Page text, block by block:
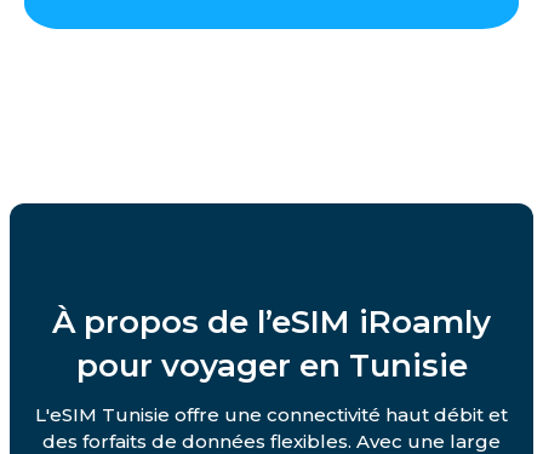
À propos de l’eSIM iRoamly
pour voyager en Tunisie
L'eSIM Tunisie offre une connectivité haut débit et
des forfaits de données flexibles. Avec une large